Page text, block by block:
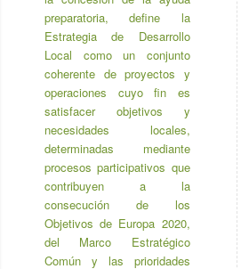
la concesión de la ayuda
preparatoria, define la
Estrategia de Desarrollo
Local como un conjunto
coherente de proyectos y
operaciones cuyo fin es
satisfacer objetivos y
necesidades locales,
determinadas mediante
procesos participativos que
contribuyen a la
consecución de los
Objetivos de Europa 2020,
del Marco Estratégico